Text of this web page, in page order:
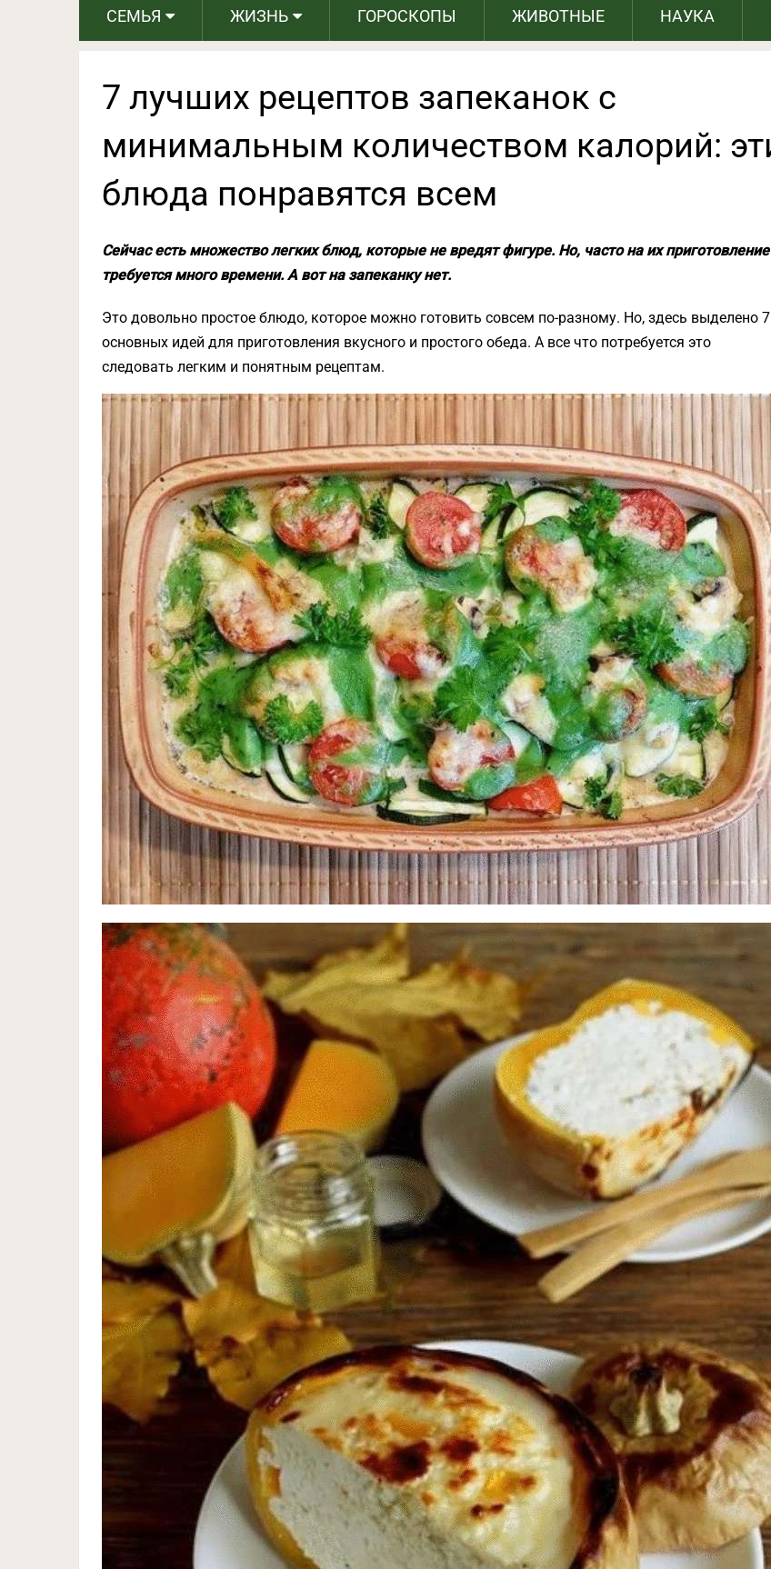
СЕМЬЯ ЖИЗНЬ ГОРОСКОПЫ ЖИВОТНЫЕ НАУКА
7 лучших рецептов запеканок с
минимальным количеством калорий:
блюда понравятся всем
Сейчас есть множество легких блюд, которые не вредят фигуре. Но, часто на их приготовление
требуется много времени. А вот на запеканку нет.
Это довольно простое блюдо, которое можно готовить совсем по-разному. Но, здесь выделено 7
основных идей для приготовления вкусного и простого обеда. А все что потребуется это
следовать легким и понятным рецептам.